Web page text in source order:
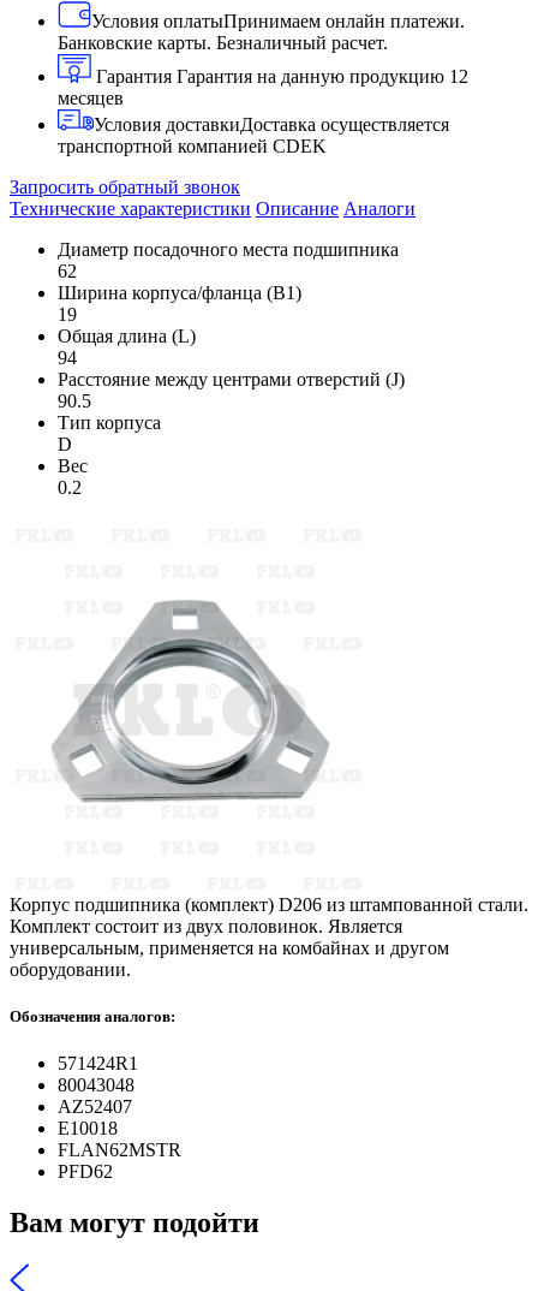
Условия оплатыПринимаем онлайн платежи.
Банковские карты. Безналичный расчет.
Гарантия Гарантия на данную продукцию 12
месяцев
Условия доставкиДоставка осуществляется
транспортной компанией CDEK
Запросить обратный звонок
Технические характеристики Описание Аналоги
Диаметр посадочного места подшипника
62
Ширина корпуса/фланца (B1)
19
Общая длина (L)
94
Расстояние между центрами отверстий (J)
90.5
Тип корпуса
D
Вес
0.2
Корпус подшипника (комплект) D206 из штампованной стали.
Комплект состоит из двух половинок. Является
универсальным, применяется на комбайнах и другом
оборудовании.
Обозначения аналогов:
571424R1
80043048
AZ52407
E10018
FLAN62MSTR
PFD62
Вам могут подойти